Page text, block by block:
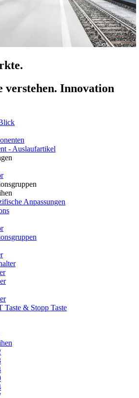
verstehen. Innovation
- Auslaufartikel
Anpassungen
& Stopp Taste